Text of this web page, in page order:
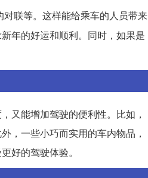
联等。这样能给乘车的人员带来
年的好运和顺利。同时，如果是
又能增加驾驶的便利性。比如，
，一些小巧而实用的车内物品，
好的驾驶体验。